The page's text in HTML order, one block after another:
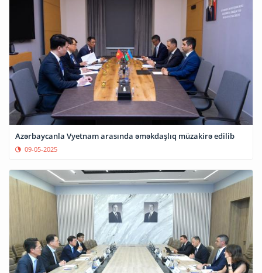
Azərbaycanla Vyetnam arasında əməkdaşlıq müzakirə edilib
09-05-2025